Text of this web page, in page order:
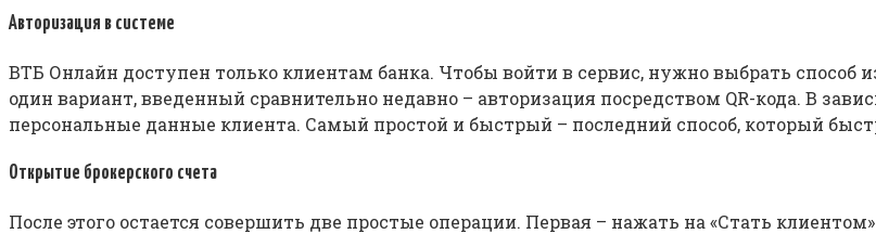
Авторизация в системе
ВТБ Онлайн доступен только клиентам банка. Чтобы войти в сервис, нужно выбрать способ
один вариант, введенный сравнительно недавно – авторизация посредством QR-кода. В
персональные данные клиента. Самый простой и быстрый – последний способ, который
Открытие брокерского счета
После этого остается совершить две простые операции. Первая – нажать на «Стать